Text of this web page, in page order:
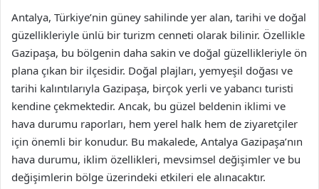
Antalya, Türkiye’nin güney sahilinde yer alan, tarihi ve doğal
güzellikleriyle ünlü bir turizm cenneti olarak bilinir. Özellikle
Gazipaşa, bu bölgenin daha sakin ve doğal güzellikleriyle ön
plana çıkan bir ilçesidir. Doğal plajları, yemyeşil doğası ve
tarihi kalıntılarıyla Gazipaşa, birçok yerli ve yabancı turisti
kendine çekmektedir. Ancak, bu güzel beldenin iklimi ve
hava durumu raporları, hem yerel halk hem de ziyaretçiler
için önemli bir konudur. Bu makalede, Antalya Gazipaşa’nın
hava durumu, iklim özellikleri, mevsimsel değişimler ve bu
değişimlerin bölge üzerindeki etkileri ele alınacaktır.